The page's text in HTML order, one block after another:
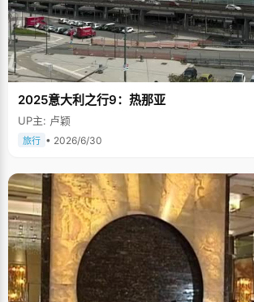
2025意大利之行9：热那亚
UP主: 卢颖
旅行 • 2026/6/30